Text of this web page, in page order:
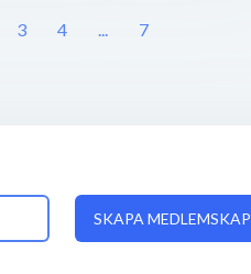
3 4 ... 7
SKAPA MEDLEMSKAP